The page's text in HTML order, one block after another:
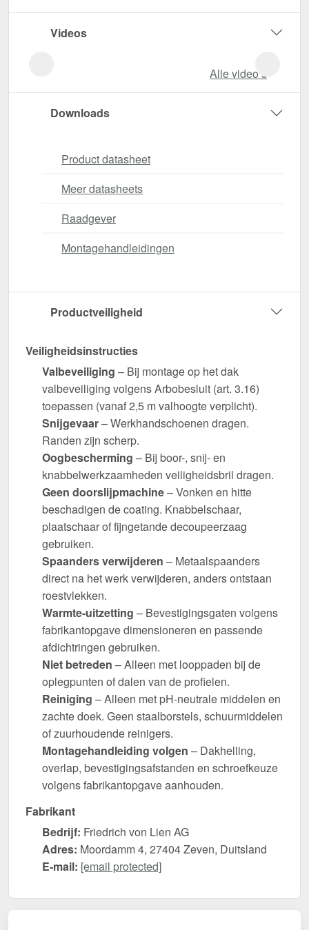
Videos
Alle video‘s
Downloads
Product datasheet
Meer datasheets
Raadgever
Montagehandleidingen
Productveiligheid
Veiligheidsinstructies
Valbeveiliging – Bij montage op het dak
valbeveiliging volgens Arbobesluit (art. 3.16)
toepassen (vanaf 2,5 m valhoogte verplicht).
Snijgevaar– Werkhandschoenen dragen.
Randen zijn scherp.
Oogbescherming – Bij boor-, snij- en
knabbelwerkzaamheden veiligheidsbril dragen.
Geen doorslijpmachine– Vonken en hitte
beschadigen de coating. Knabbelschaar,
plaatschaar of fijngetande decoupeerzaag
gebruiken.
Spaanders verwijderen – Metaalspaanders
direct na het werk verwijderen, anders ontstaan
roestvlekken.
Warmte-uitzetting – Bevestigingsgaten volgens
fabrikantopgave dimensioneren en passende
afdichtringen gebruiken.
Niet betreden – Alleen met looppaden bij de
oplegpunten of dalen van de profielen.
Reiniging – Alleen met pH-neutrale middelen en
zachte doek. Geen staalborstels, schuurmiddelen
of zuurhoudende reinigers.
Montagehandleiding volgen – Dakhelling,
overlap, bevestigingsafstanden en schroefkeuze
volgens fabrikantopgave aanhouden.
Fabrikant
Bedrijf: Friedrich von Lien AG
Adres: Moordamm 4, 27404 Zeven, Duitsland
E-mail: [email protected]